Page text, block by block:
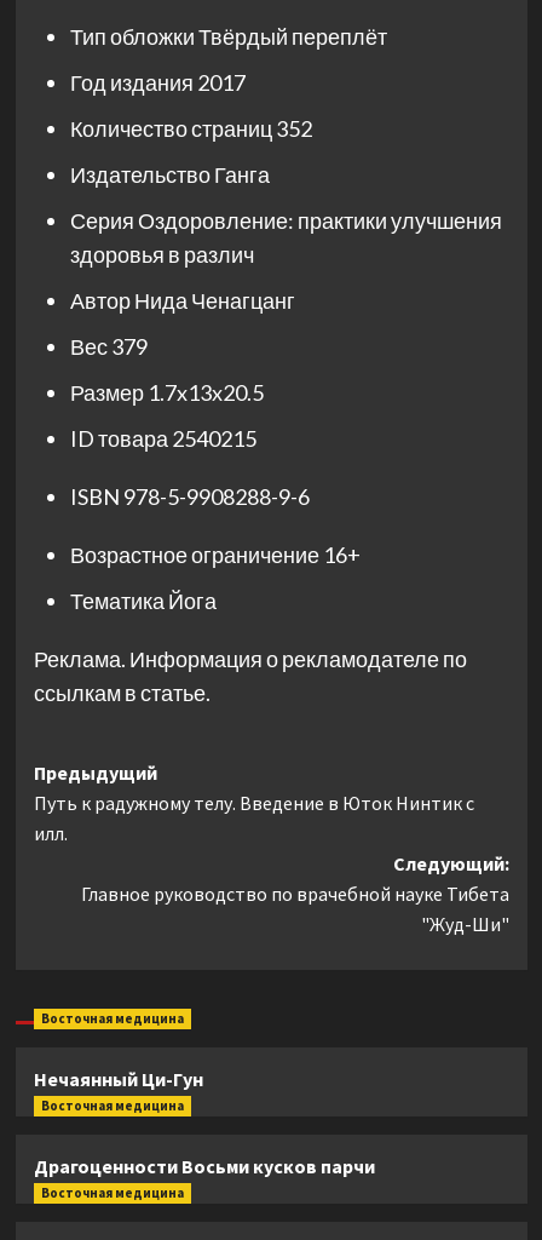
Тип обложкиТвёрдый переплёт
Год издания 2017
Количество страниц352
ИздательствоГанга
Серия Оздоровление: практики улучшения
здоровья в различ
АвторНида Ченагцанг
Вес379
Размер 1.7x13x20.5
ID товара 2540215
ISBN 978-5-9908288-9-6
Возрастное ограничение 16+
Тематика Йога
Реклама. Информация о рекламодателе по
ссылкам в статье.
Навигация
записи
Предыдущий
Путь к радужному телу. Введение в Юток Нинтик с
илл.
Следующий:
Главное руководство по врачебной науке Тибета
"Жуд-Ши"
Восточная медицина
Нечаянный Ци-Гун
Восточная медицина
Драгоценности Восьми кусков парчи
Восточная медицина